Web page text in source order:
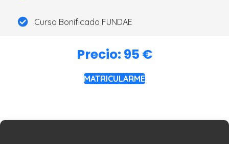
Curso Bonificado FUNDAE
Precio: 95 €
MATRICULARME